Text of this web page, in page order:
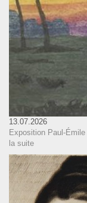
13.07.2026
Exposition Paul-
la suite